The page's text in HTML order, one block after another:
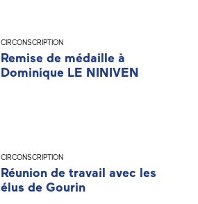
CIRCONSCRIPTION
Remise de médaille à
Dominique LE NINIVEN
CIRCONSCRIPTION
Réunion de travail avec les
élus de Gourin